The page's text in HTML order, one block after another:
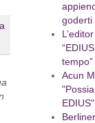
goderti
tempo”
Acun
EDIUS"